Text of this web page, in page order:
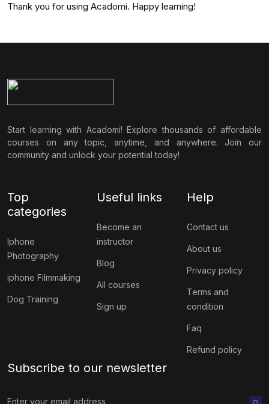
Thank you for using Acadomi. Happy learning!
Start learning with Acadomi! Explore thousands of affordable
courses on any topic, anytime, and anywhere. Join our
community and unlock your potential today!
Top
categories
Iphone
Photography
iphone Filmmaking
Dog Training
Useful links
Become an
instructor
Blog
All courses
Sign up
Help
Contact us
About us
Privacy policy
Terms and
condition
Faq
Refund policy
Subscribe to our newsletter